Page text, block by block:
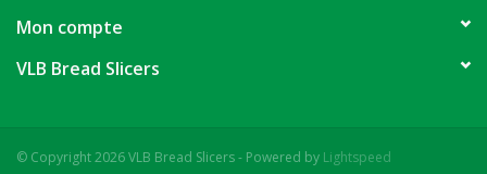
Mon compte
VLB Bread Slicers
© Copyright 2026 VLB Bread Slicers - Powered by Lightspeed